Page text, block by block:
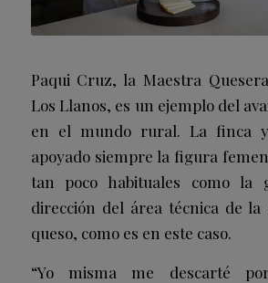
Paqui Cruz, la Maestra
Los Llanos, es un ejemplo del
en el mundo rural. La finca
apoyado siempre la figura
tan poco habituales como la
dirección del área técnica de la
queso, como es en este caso.
“Yo misma me descarté